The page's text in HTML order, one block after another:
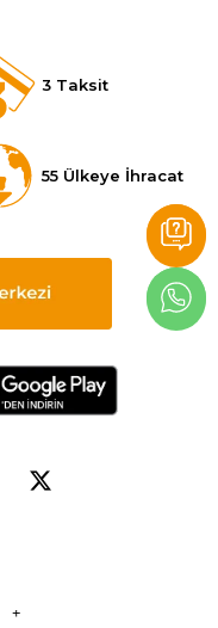
3 Taksit
55 Ülkeye İhracat